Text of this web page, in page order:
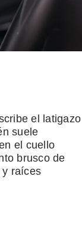
el latigazo
suele
el cuello
brusco de
y raíces